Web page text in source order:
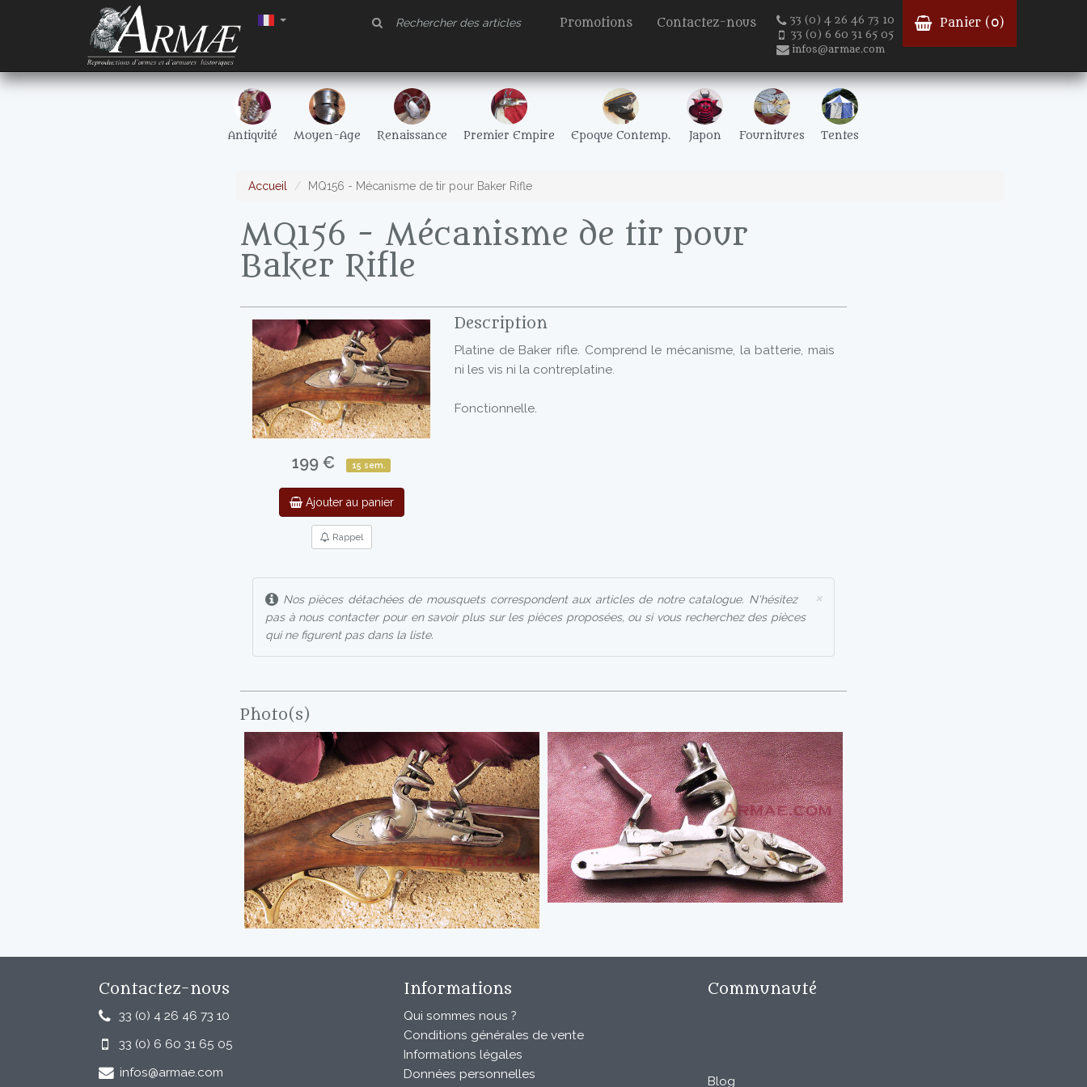
Promotions Contactez-nous
33 (0) 4 26 46 73 10
33 (0) 6 60 31 65 05
infos@armae.com
Panier ( 0)
Antiquité Moyen-Age Renaissance Premier Empire Epoque Contemp. Japon Fournitures Tentes
Accueil MQ156 - Mécanisme de tir pour Baker Rifle
MQ156 - Mécanisme de tir pour
Baker Rifle
199 € 15 sem.
Ajouter au panier
Rappel
Description
Platine de Baker rifle. Comprend le mécanisme, la batterie, mais
ni les vis ni la contreplatine.
Fonctionnelle.
×
Nos pièces détachées de mousquets correspondent aux articles de notre catalogue. N'hésitez
pas à nous contacter pour en savoir plus sur les pièces proposées, ou si vous recherchez des pièces
qui ne figurent pas dans la liste.
Photo(s)
Contactez-nous
33 (0) 4 26 46 73 10
33 (0) 6 60 31 65 05
infos@armae.com
Informations
Qui sommes nous ?
Conditions générales de vente
Informations légales
Données personnelles
Communauté
Blog